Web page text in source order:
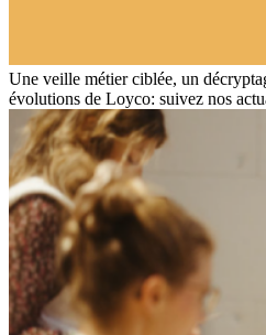
Une veille métier ciblée, un
évolutions de Loyco: suivez nos